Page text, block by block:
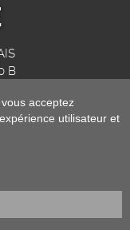
B
acceptez
utilisateur et